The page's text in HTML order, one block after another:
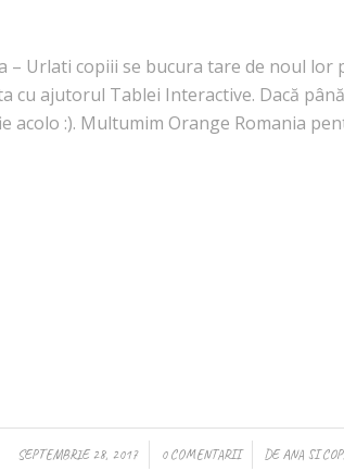
– Urlati copiii se bucura tare de noul lor
ajutorul Tablei Interactive. Dacă
acolo :). Multumim Orange Romania
SEPTEMBRIE 28, 2017
/ 0 COMENTARII
/ DEANA SI